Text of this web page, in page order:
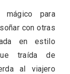
para
con otras
en estilo
traída de
al viajero